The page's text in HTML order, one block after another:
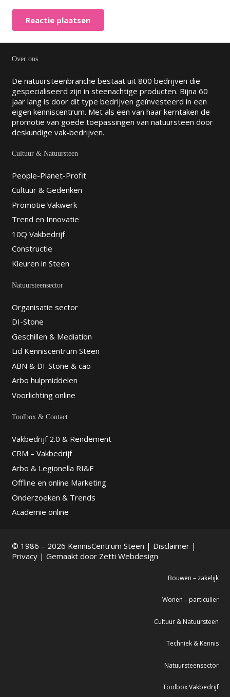
Reactie plaatsen
Over ons
De natuursteenbranche bestaat uit 800 bedrijven die
gespecialiseerd zijn in steenachtige producten. Bijna 60
jaar lang is door dit type bedrijven geïnvesteerd in een
eigen kenniscentrum. Met als een van haar kerntaken de
promotie van goede toepassingen van natuursteen door
deskundige vak-bedrijven.
Cultuur & Natuursteen
People-Planet-Profit
Cultuur & Gedenken
Promotie Vakwerk
Trend en Innovatie
10Q Vakbedrijf
Constructie
Kleuren in Steen
Natuursteensector
Organisatie sector
DI-Stone
Geschillen & Mediation
Lid Kenniscentrum Steen
ABN & DI-Stone & cao
Arbo hulpmiddelen
Voorlichting online
Toolbox & Contact
Vakbedrijf 2.0 & Rendement
CRM – Vakbedrijf
Arbo & Legionella RI&E
Offline en online Marketing
Onderzoeken & Trends
Academie online
© 1986 – 2026 KennisCentrum Steen | Disclaimer|
Privacy| Gemaakt door Zetti Webdesign
Bouwen – zakelijk
Wonen – particulier
Cultuur & Natuursteen
Techniek & Kennis
Natuursteensector
Toolbox Vakbedrijf